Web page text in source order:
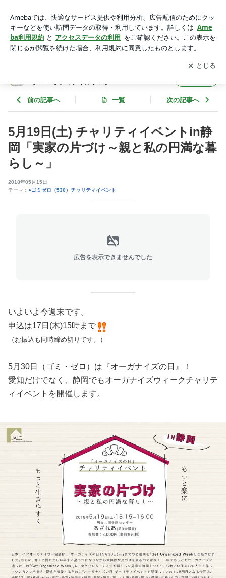
私の円満な暮らし～」 | 日本ライフオーガナイザ―協会＜中部
チャプター＞オフィシャルブログ
アプリをダウンロードして ブログの更新通知
を受け取りまし
ょう。
開く
ター＞オフィシャルブログ
前の記事へ 一覧 次の記事へ
5月19日(土) チャリティイベントin静
岡「実家の片づけ～親と私の円満な暮
らし～」
2018年05月15日
テーマ： ●ゴミゼロ（530）チャリティイベント
広告を表示できませんでした
いよいよ今週末です。
申込は17日(木)15時まで
（お振込も同時締め切りです。）
5月30日（ゴミ・ゼロ）は『オーガナイズの日』！
愛知だけでなく、静岡でもオーガナイズウィークチャリテ
ィイベントを開催します。